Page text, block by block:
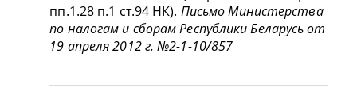
пп.1.28 п.1 ст.94 НК). Письмо Министерства
по налогам и сборам Республики Беларусь от
19 апреля 2012 г. №2-1-10/857